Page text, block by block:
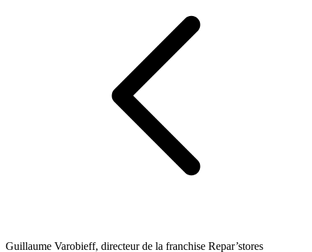
Guillaume Varobieff, directeur de la franchise Repar’stores